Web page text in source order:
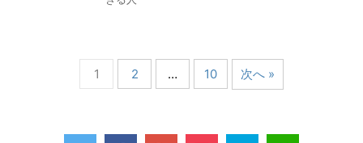
1 2 … 10 次へ »